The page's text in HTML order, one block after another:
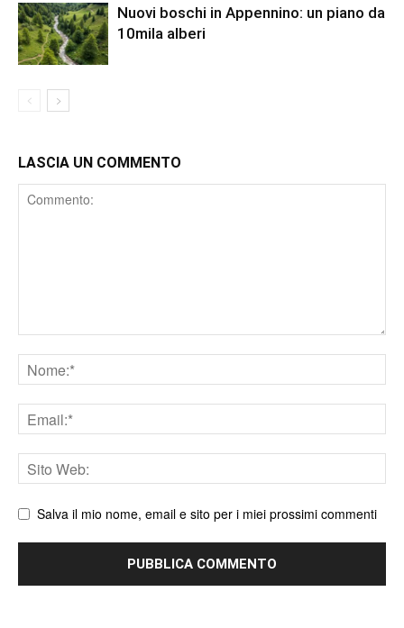
Nuovi boschi in Appennino: un piano da
10mila alberi
LASCIA UN COMMENTO
Comment
Nome
Email
Sito
web
Salva il mio nome, email e sito per i miei prossimi commenti